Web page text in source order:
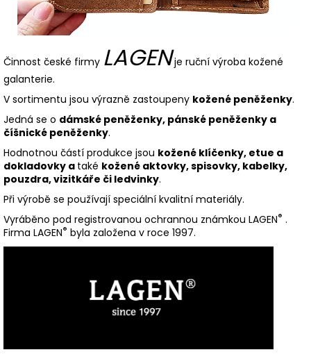
Činnost české firmy LAGENje ruční výroba kožené
galanterie.
V sortimentu jsou výrazně zastoupeny kožené peněženky.
Jedná se o dámské peněženky, pánské peněženky a
číšnické peněženky.
Hodnotnou částí produkce jsou kožené klíčenky, etue a
dokladovky a také kožené aktovky, spisovky, kabelky,
pouzdra, vizitkáře či ledvinky.
Při výrobě se používají speciální kvalitní materiály.
Vyráběno pod registrovanou ochrannou známkou LAGEN® .
Firma LAGEN® byla založena v roce 1997.